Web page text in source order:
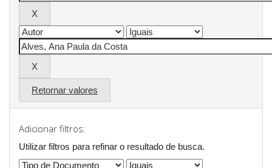
Retornar valores
Adicionar filtros:
Utilizar filtros para refinar o resultado de busca.